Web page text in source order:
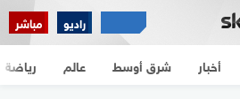
راديو مباشر
أخبار شرق أوسط عالم رياضة